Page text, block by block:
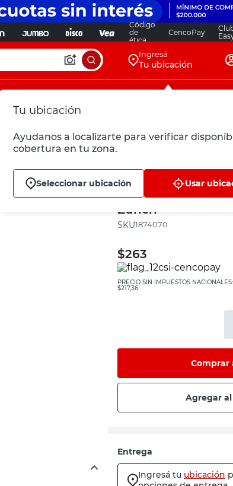
Código
de
ética
CencoPay
Ingresá
Tu ubicación
Tu ubicación
Ayudanos a localizarte para verificar
cobertura en tu zona.
Seleccionar ubicación Usar
Dayton
Cable Supervideo
Zurich
:1874070
$263
PRECIO SIN IMPUESTOS NACIONALES:
$217,36
Comprar
Agregar
Entrega
Ingresá tu ubicación